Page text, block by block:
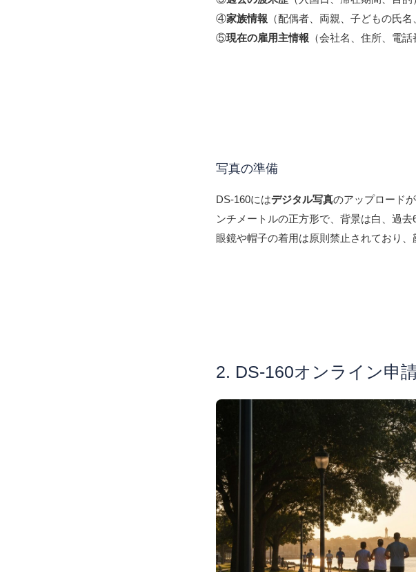
④家族情報 （配偶者、両親、子どもの氏名
⑤現在の雇用主情報 （会社名、住所、電
写真の準備
DS-160にはデジタル写真のアップロード
ンチメートルの正方形で、背景は白、過
眼鏡や帽子の着用は原則禁止されており
2. DS-160オンライン申